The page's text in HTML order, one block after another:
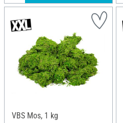
VBS Mos, 1 kg